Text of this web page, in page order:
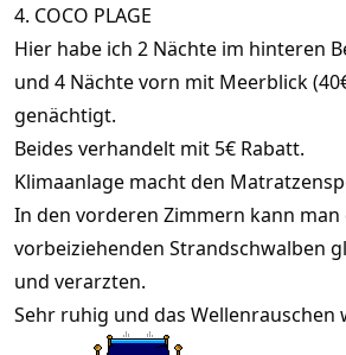
4. COCO PLAGE
Hier habe ich 2 Nächte im hinteren
und 4 Nächte vorn mit Meerblick
genächtigt.
Beides verhandelt mit 5€ Rabatt.
Klimaanlage macht den
In den vorderen Zimmern kann man
vorbeiziehenden Strandschwalben
und verarzten.
Sehr ruhig und das Wellenrauschen